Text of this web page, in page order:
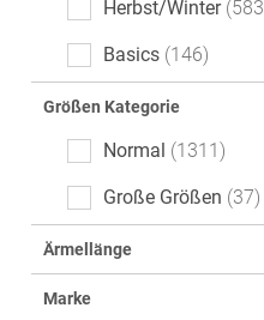
floral 20
Animalprint
cable_knit 7
Herbst/Winter 583
Basics 146
Größen Kategorie
Normal 1311
Große Größen 37
Ärmellänge
Marke